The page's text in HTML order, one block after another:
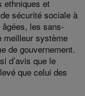
ethniques et
sécurité sociale à
les sans-
meilleur système
de gouvernement.
d’avis que le
que celui des